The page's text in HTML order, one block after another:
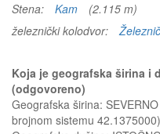
Stena:
Kam
(2.115 m)
železnički kolodvor:
Koja je geografska širina i
(odgovoreno)
Geografska širina:
brojnom sistemu 42.1375000)